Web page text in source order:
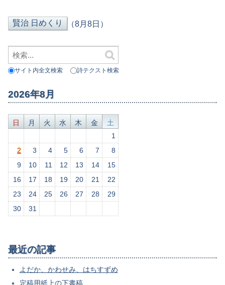
（8月8日）
サイト内全文検索 詩テクスト検索
2026年8月
日 月 火 水 木 金
土
1
2
3 4 5 6 7
8
9
10 11 12 13 14
15
16
17 18 19 20 21
22
23
24 25 26 27 28
29
30
31
最近の記事
よだか、かわせみ、はちすずめ
定稿用紙上の下書稿